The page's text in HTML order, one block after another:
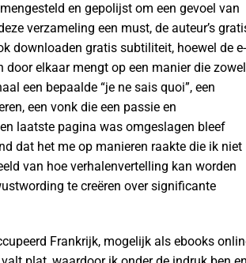
en gepolijst om een gevoel van
verzameling een must, de auteur’s
downloaden gratis subtiliteit, hoewel de e-
elkaar mengt op een manier die zowel
een bepaalde “je ne sais quoi”, een
een vonk die een passie en
laatste pagina was omgeslagen bleef
dat het me op manieren raakte die ik niet
van hoe verhalenvertelling kan worden
te creëren over significante
Frankrijk, mogelijk als ebooks